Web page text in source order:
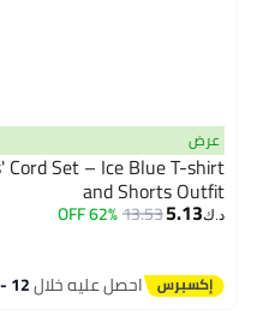
عرض
Cord Set – Ice Blue T-shirt
and Shorts Outfit
د.ك‏5.13
13.53
62% OFF
احصل عليه خلال12 - 13 اغسطس